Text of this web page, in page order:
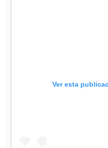
Ver esta